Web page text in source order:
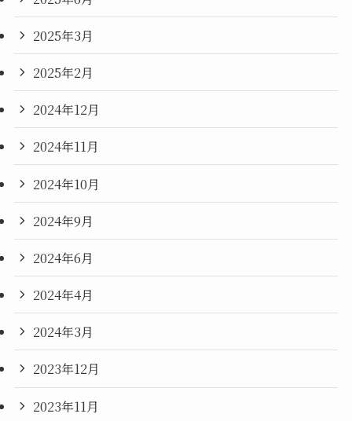
2025年3月
2025年2月
2024年12月
2024年11月
2024年10月
2024年9月
2024年6月
2024年4月
2024年3月
2023年12月
2023年11月